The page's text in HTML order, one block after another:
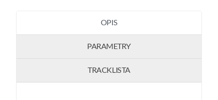
OPIS
PARAMETRY
TRACKLISTA